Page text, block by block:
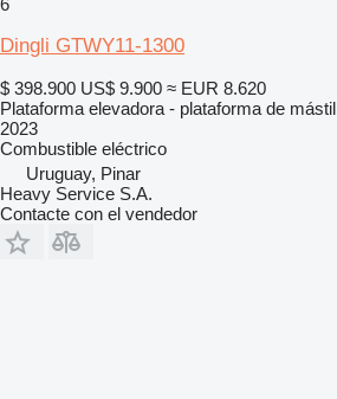
6
Dingli GTWY11-1300
$ 398.900 US$ 9.900 ≈ EUR 8.620
Plataforma elevadora - plataforma de mástil
2023
Combustible eléctrico
Uruguay, Pinar
Heavy Service S.A.
Contacte con el vendedor